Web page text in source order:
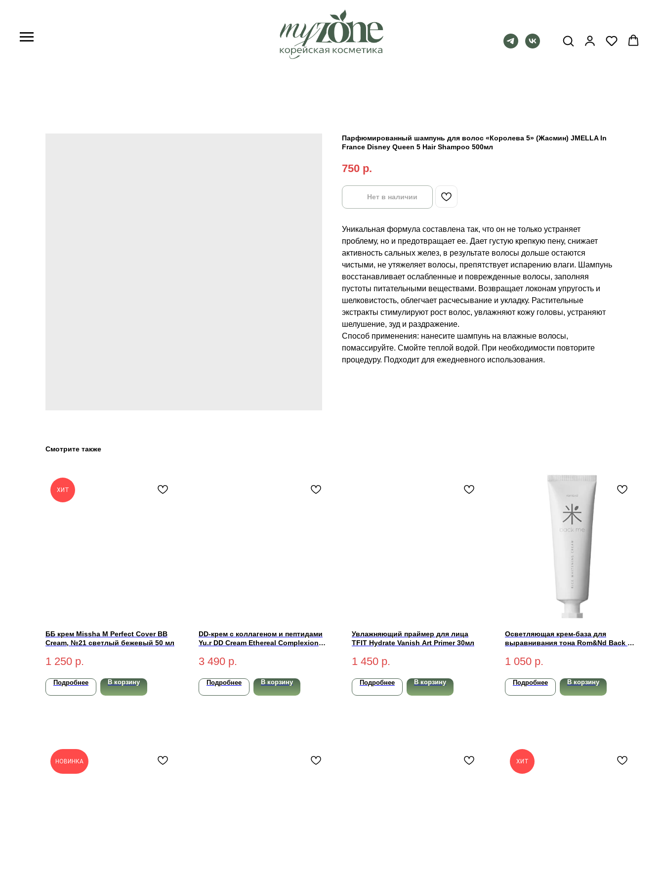
Парфюмированный шампунь для волос «Королева 5» (Жасмин) JMELLA In
France Disney Queen 5 Hair Shampoo 500мл
750 р.
Нет в наличии
Уникальная формула составлена так, что он не только устраняет
проблему, но и предотвращает ее. Дает густую крепкую пену, снижает
активность сальных желез, в результате волосы дольше остаются
чистыми, не утяжеляет волосы, препятствует испарению влаги. Шампунь
восстанавливает ослабленные и поврежденные волосы, заполняя
пустоты питательными веществами. Возвращает локонам упругость и
шелковистость, облегчает расчесывание и укладку. Растительные
экстракты стимулируют рост волос, увлажняют кожу головы, устраняют
шелушение, зуд и раздражение.
Способ применения: нанесите шампунь на влажные волосы,
помассируйте. Смойте теплой водой. При необходимости повторите
процедуру. Подходит для ежедневного использования.
Смотрите также
ХИТ
ББ крем Missha M Perfect Cover BB
Cream, №21 светлый бежевый 50 мл
1 250 р.
Подробнее В корзину
DD-крем с коллагеном и пептидами
Yu.r DD Cream Ethereal Complexion
3 490 р.
Подробнее В корзину
Увлажняющий праймер для лица
TFIT Hydrate Vanish Art Primer 30мл
1 450 р.
Подробнее В корзину
Осветляющая крем-база для
выравнивания тона Rom&Nd Back Me
1 050 р.
Подробнее В корзину
НОВИНКА ХИТ